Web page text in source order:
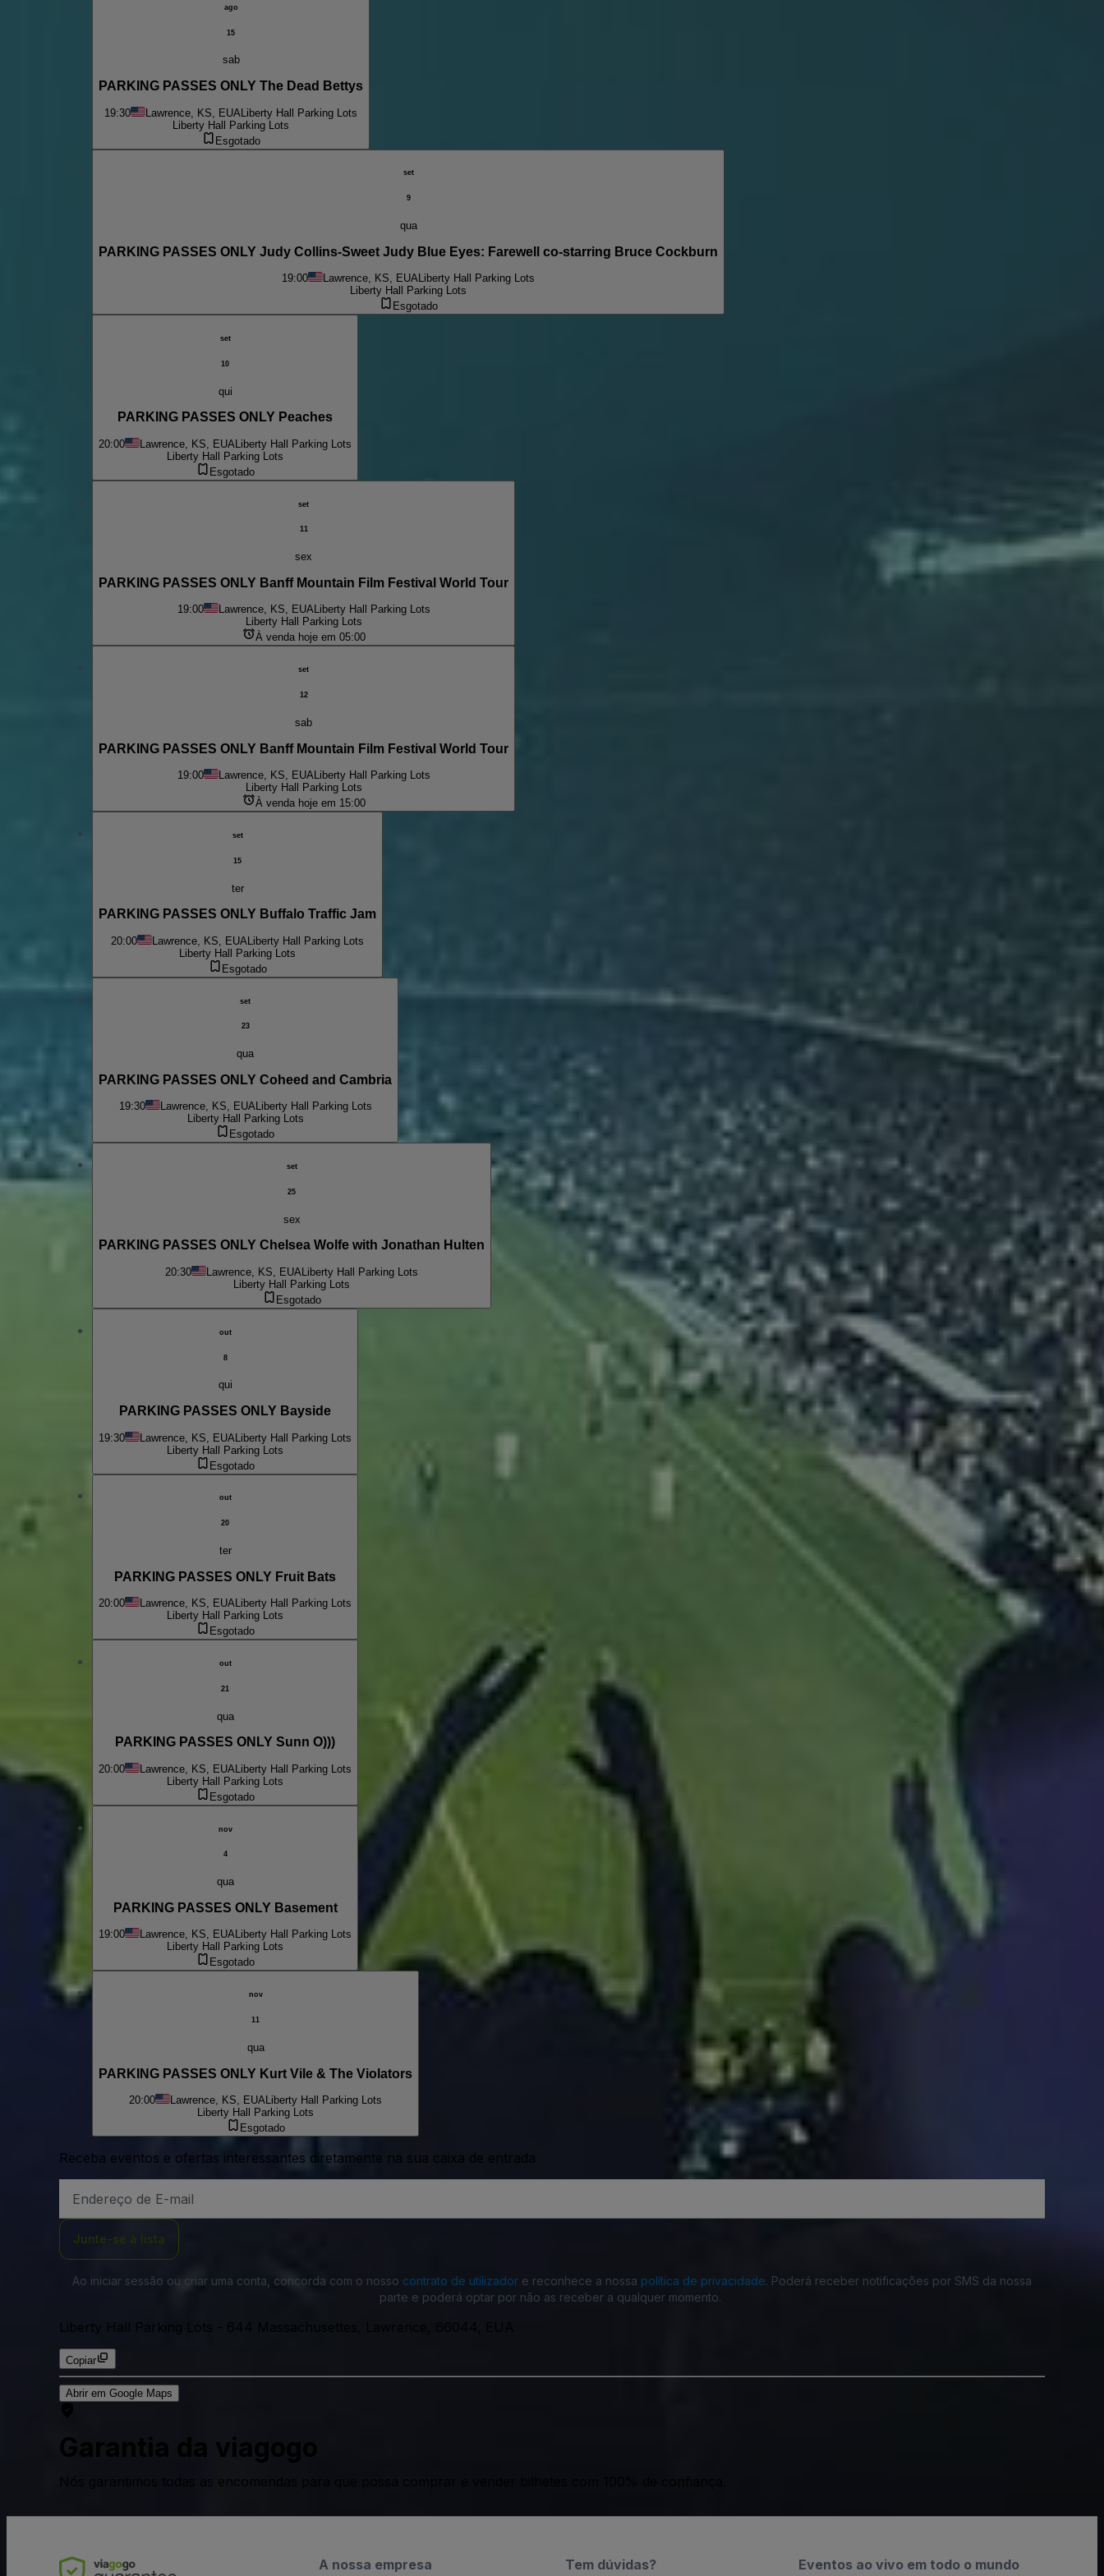
ago
15
sab
PARKING PASSES ONLY The Dead Bettys
19:30 Lawrence, KS, EUALiberty Hall Parking Lots
Liberty Hall Parking Lots
Esgotado
set
9
qua
PARKING PASSES ONLY Judy Collins-Sweet Judy Blue Eyes: Farewell co-starring Bruce Cockburn
19:00 Lawrence, KS, EUALiberty Hall Parking Lots
Liberty Hall Parking Lots
Esgotado
set
10
qui
PARKING PASSES ONLY Peaches
20:00 Lawrence, KS, EUA Liberty Hall Parking Lots
Liberty Hall Parking Lots
Esgotado
set
11
sex
PARKING PASSES ONLY Banff Mountain Film Festival World Tour
19:00 Lawrence, KS, EUALiberty Hall Parking Lots
Liberty Hall Parking Lots
À venda hoje em 05:00
set
12
sab
PARKING PASSES ONLY Banff Mountain Film Festival World Tour
19:00 Lawrence, KS, EUALiberty Hall Parking Lots
Liberty Hall Parking Lots
À venda hoje em 15:00
set
15
ter
PARKING PASSES ONLY Buffalo Traffic Jam
20:00 Lawrence, KS, EUALiberty Hall Parking Lots
Liberty Hall Parking Lots
Esgotado
set
23
qua
PARKING PASSES ONLY Coheed and Cambria
19:30 Lawrence, KS, EUALiberty Hall Parking Lots
Liberty Hall Parking Lots
Esgotado
set
25
sex
PARKING PASSES ONLY Chelsea Wolfe with Jonathan Hulten
20:30 Lawrence, KS, EUA Liberty Hall Parking Lots
Liberty Hall Parking Lots
Esgotado
out
8
qui
PARKING PASSES ONLY Bayside
19:30 Lawrence, KS, EUALiberty Hall Parking Lots
Liberty Hall Parking Lots
Esgotado
out
20
ter
PARKING PASSES ONLY Fruit Bats
20:00 Lawrence, KS, EUALiberty Hall Parking Lots
Liberty Hall Parking Lots
Esgotado
out
21
qua
PARKING PASSES ONLY Sunn O)))
20:00 Lawrence, KS, EUA Liberty Hall Parking Lots
Liberty Hall Parking Lots
Esgotado
nov
4
qua
PARKING PASSES ONLY Basement
19:00 Lawrence, KS, EUALiberty Hall Parking Lots
Liberty Hall Parking Lots
Esgotado
nov
11
qua
PARKING PASSES ONLY Kurt Vile & The Violators
20:00 Lawrence, KS, EUALiberty Hall Parking Lots
Liberty Hall Parking Lots
Esgotado
Receba eventos e ofertas interessantes diretamente na sua caixa de entrada
de
Junte-se à lista
Ao iniciar sessão ou criar uma conta, concorda com o nosso contrato de utilizador e reconhece a nossa política de privacidade. Poderá receber notificações por SMS da nossa
parte e poderá optar por não as receber a qualquer momento.
Liberty Hall Parking Lots 644 Massachusettes, Lawrence, 66044, EUA
Copiar
Abrir em Google Maps
Garantia da viagogo
Nós garantimos todas as encomendas para que possa comprar e vender bilhetes com 100% de confiança.
Eventos ao vivo em todo o mundo
A nossa empresa Tem dúvidas?